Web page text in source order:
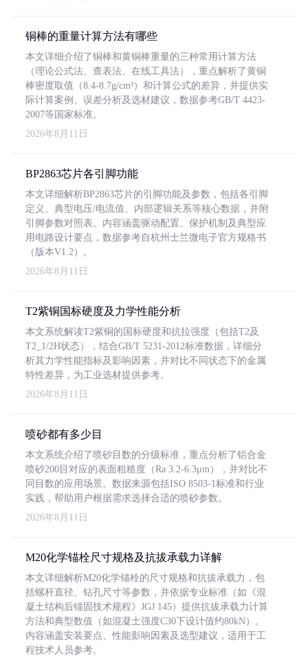
铜棒的重量计算方法有哪些
本文详细介绍了铜棒和黄铜棒重量的三种常用计算方法
（理论公式法、查表法、在线工具法），重点解析了黄铜
棒密度取值（8.4-8.7g/cm³）和计算公式的差异，并提供实
际计算案例、误差分析及选材建议，数据参考GB/T 4423-
2007等国家标准。
2026年8月11日
BP2863芯片各引脚功能
本文详细解析BP2863芯片的引脚功能及参数，包括各引脚
定义、典型电压/电流值、内部逻辑关系等核心数据，并附
引脚参数对照表。内容涵盖驱动配置、保护机制及典型应
用电路设计要点，数据参考自杭州士兰微电子官方规格书
（版本V1.2）。
2026年8月11日
T2紫铜国标硬度及力学性能分析
本文系统解读T2紫铜的国标硬度和抗拉强度（包括T2及
T2_1/2H状态），结合GB/T 5231-2012标准数据，详细分
析其力学性能指标及影响因素，并对比不同状态下的金属
特性差异，为工业选材提供参考。
2026年8月11日
喷砂都有多少目
本文系统介绍了喷砂目数的分级标准，重点分析了铝合金
喷砂200目对应的表面粗糙度（Ra 3.2-6.3μm），并对比不
同目数的应用场景。数据来源包括ISO 8503-1标准和行业
实践，帮助用户根据需求选择合适的喷砂参数。
2026年8月11日
M20化学锚栓尺寸规格及抗拔承载力详解
本文详细解析M20化学锚栓的尺寸规格和抗拔承载力，包
括螺杆直径、钻孔尺寸等参数，并依据专业标准（如《混
凝土结构后锚固技术规程》JGJ 145）提供抗拔承载力计算
方法和典型数值（如混凝土强度C30下设计值约80kN）。
内容涵盖安装要点、性能影响因素及选型建议，适用于工
程技术人员参考。